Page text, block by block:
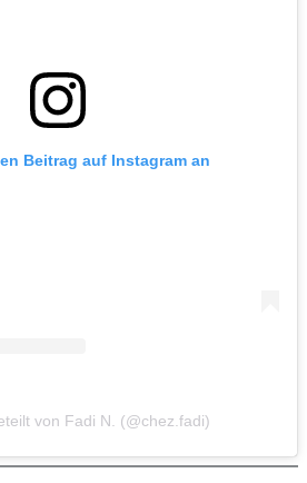
Beitrag auf Instagram an
von Fadi N. (@chez.fadi)